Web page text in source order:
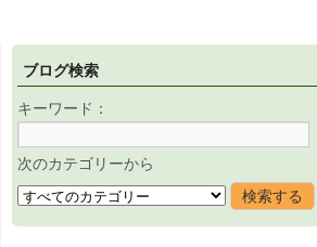
ブログ検索
キーワード：
次のカテゴリーから